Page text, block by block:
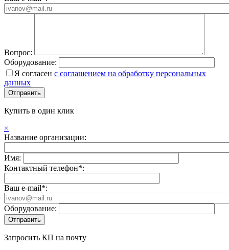
Вопрос:
Оборудование:
Я согласен с соглашением на обработку персональных
данных
Купить в один клик
×
Название организации:
Имя:
Контактный телефон*:
Ваш e-mail*:
Оборудование:
Запросить КП на почту